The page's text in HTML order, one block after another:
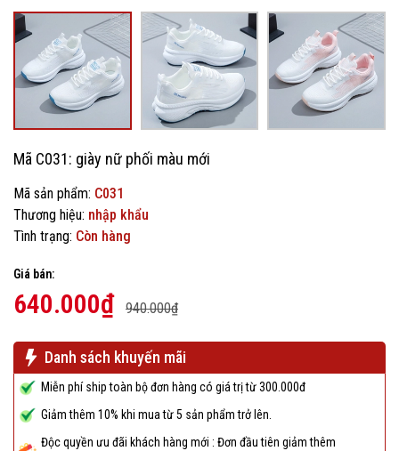
Mã C031: giày nữ phối màu mới
Mã sản phẩm: C031
Thương hiệu: nhập khẩu
Tình trạng: Còn hàng
Giá bán:
640.000₫ 940.000₫
Danh sách khuyến mãi
Miễn phí ship toàn bộ đơn hàng có giá trị từ 300.000đ
Giảm thêm 10% khi mua từ 5 sản phẩm trở lên.
Độc quyền ưu đãi khách hàng mới : Đơn đầu tiên giảm thêm